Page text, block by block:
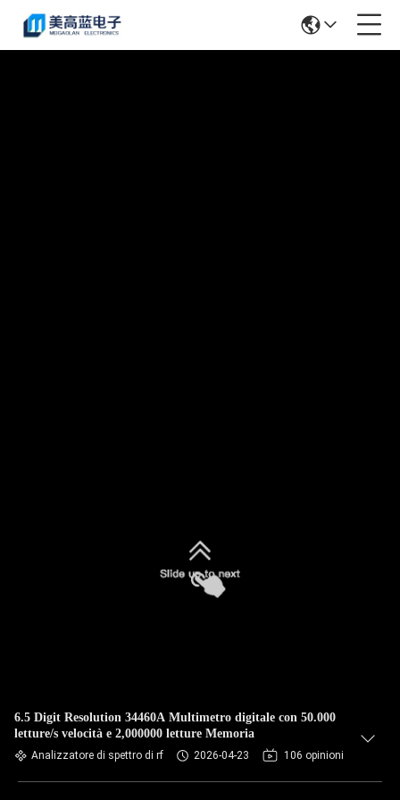
6.5 Digit Resolution 34460A Multimetro digitale con 50.000
letture/s velocità e 2,000000 letture Memoria
Analizzatore di spettro di rf 2026-04-23 106 opinioni